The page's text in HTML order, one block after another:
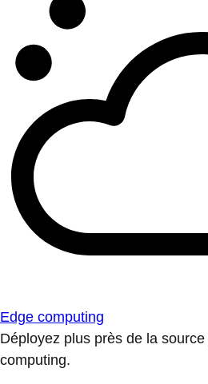
Edge computing
Déployez plus près de la
computing.